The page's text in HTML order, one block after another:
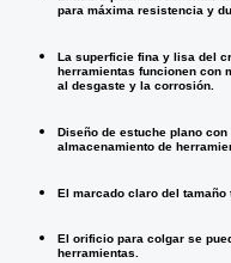
para máxima resistencia y
La superficie fina y lisa del
herramientas funcionen con
al desgaste y la corrosión.
Diseño de estuche plano
almacenamiento de
El marcado claro del
El orificio para colgar se
herramientas.